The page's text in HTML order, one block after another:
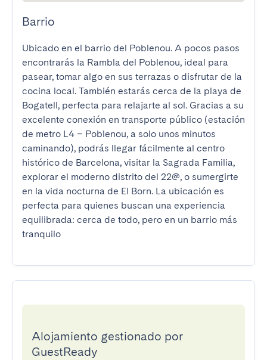
Barrio
Ubicado en el barrio del Poblenou. A pocos pasos
encontrarás la Rambla del Poblenou, ideal para
pasear, tomar algo en sus terrazas o disfrutar de la
cocina local. También estarás cerca de la playa de
Bogatell, perfecta para relajarte al sol. Gracias a su
excelente conexión en transporte público (estación
de metro L4 – Poblenou, a solo unos minutos
caminando), podrás llegar fácilmente al centro
histórico de Barcelona, visitar la Sagrada Familia,
explorar el moderno distrito del 22@, o sumergirte
en la vida nocturna de El Born. La ubicación es
perfecta para quienes buscan una experiencia
equilibrada: cerca de todo, pero en un barrio más
tranquilo
Alojamiento gestionado por
GuestReady